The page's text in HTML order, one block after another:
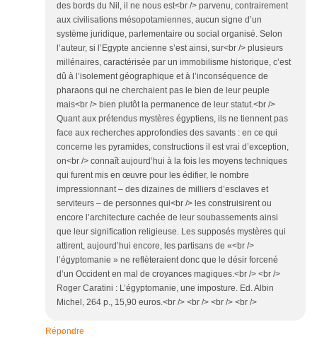
des bords du Nil, il ne nous est<br /> parvenu, contrairement
aux civilisations mésopotamiennes, aucun signe d’un
système juridique, parlementaire ou social organisé. Selon
l’auteur, si l’Egypte ancienne s’est ainsi, sur<br /> plusieurs
millénaires, caractérisée par un immobilisme historique, c’est
dû à l’isolement géographique et à l’inconséquence de
pharaons qui ne cherchaient pas le bien de leur peuple
mais<br /> bien plutôt la permanence de leur statut.<br />
Quant aux prétendus mystères égyptiens, ils ne tiennent pas
face aux recherches approfondies des savants : en ce qui
concerne les pyramides, constructions il est vrai d’exception,
on<br /> connaît aujourd’hui à la fois les moyens techniques
qui furent mis en œuvre pour les édifier, le nombre
impressionnant – des dizaines de milliers d’esclaves et
serviteurs – de personnes qui<br /> les construisirent ou
encore l’architecture cachée de leur soubassements ainsi
que leur signification religieuse. Les supposés mystères qui
attirent, aujourd’hui encore, les partisans de «<br />
l’égyptomanie » ne reflèteraient donc que le désir forcené
d’un Occident en mal de croyances magiques.<br /> <br />
Roger Caratini : L’égyptomanie, une imposture. Ed. Albin
Michel, 264 p., 15,90 euros.<br /> <br /> <br /> <br />
Répondre